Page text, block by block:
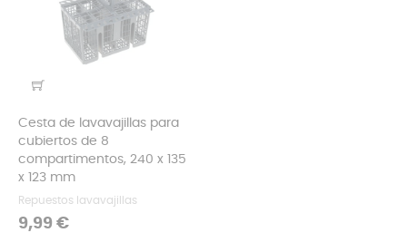
Cesta de lavavajillas para
cubiertos de 8
compartimentos, 240 x 135
x 123 mm
Repuestos lavavajillas
Precio
9,99 €